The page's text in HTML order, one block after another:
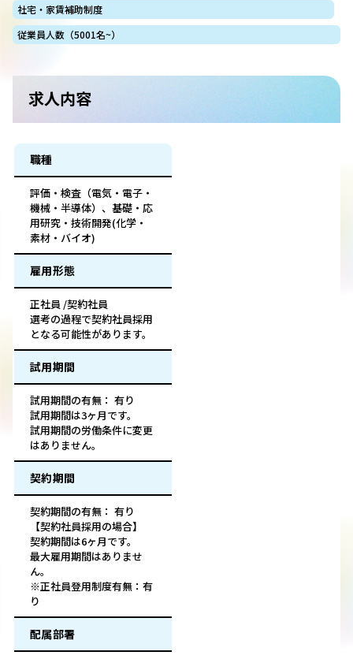
社宅・家賃補助制度
従業員人数（5001名~）
求人内容
職種
評価・検査（電気・電子・
機械・半導体）、基礎・応
用研究・技術開発(化学・
素材・バイオ)
雇用形態
正社員 /契約社員
選考の過程で契約社員採用
となる可能性があります。
試用期間
試用期間の有無： 有り
試用期間は3ヶ月です。
試用期間の労働条件に変更
はありません。
契約期間
契約期間の有無： 有り
【契約社員採用の場合】
契約期間は6ヶ月です。
最大雇用期間はありませ
ん。
※正社員登用制度有無：有
り
配属部署